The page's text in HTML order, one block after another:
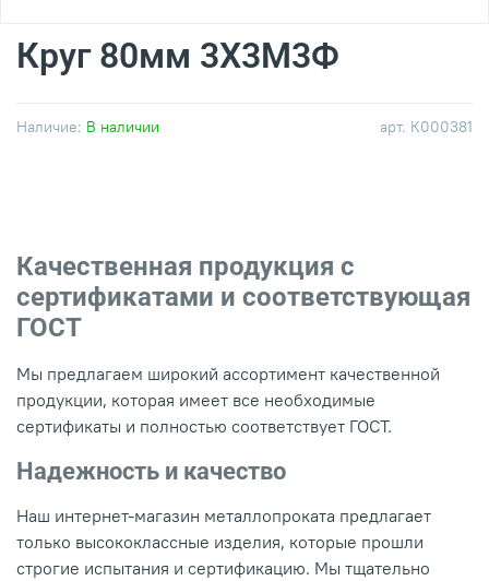
арт. К000381
Наличие: В наличии
Круг 80мм 3Х3М3Ф
Качественная продукция с
сертификатами и соответствующая
ГОСТ
Мы предлагаем широкий ассортимент качественной
продукции, которая имеет все необходимые
сертификаты и полностью соответствует ГОСТ.
Надежность и качество
Наш интернет-магазин металлопроката предлагает
только высококлассные изделия, которые прошли
строгие испытания и сертификацию. Мы тщательно